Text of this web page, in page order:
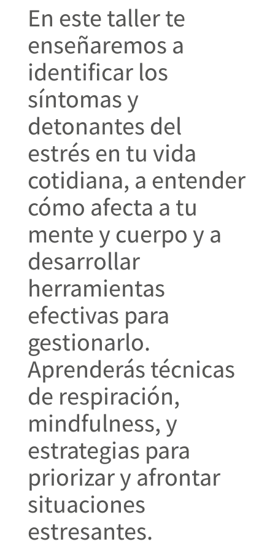
En este taller te
enseñaremos a
identificar los
síntomas y
detonantes del
estrés en tu vida
cotidiana, a entender
cómo afecta a tu
mente y cuerpo y a
desarrollar
herramientas
efectivas para
gestionarlo.
Aprenderás técnicas
de respiración,
mindfulness, y
estrategias para
priorizar y afrontar
situaciones
estresantes.